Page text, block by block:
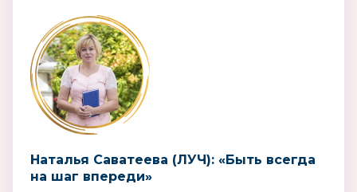
Наталья Саватеева (ЛУЧ): «Быть всегда
на шаг впереди»